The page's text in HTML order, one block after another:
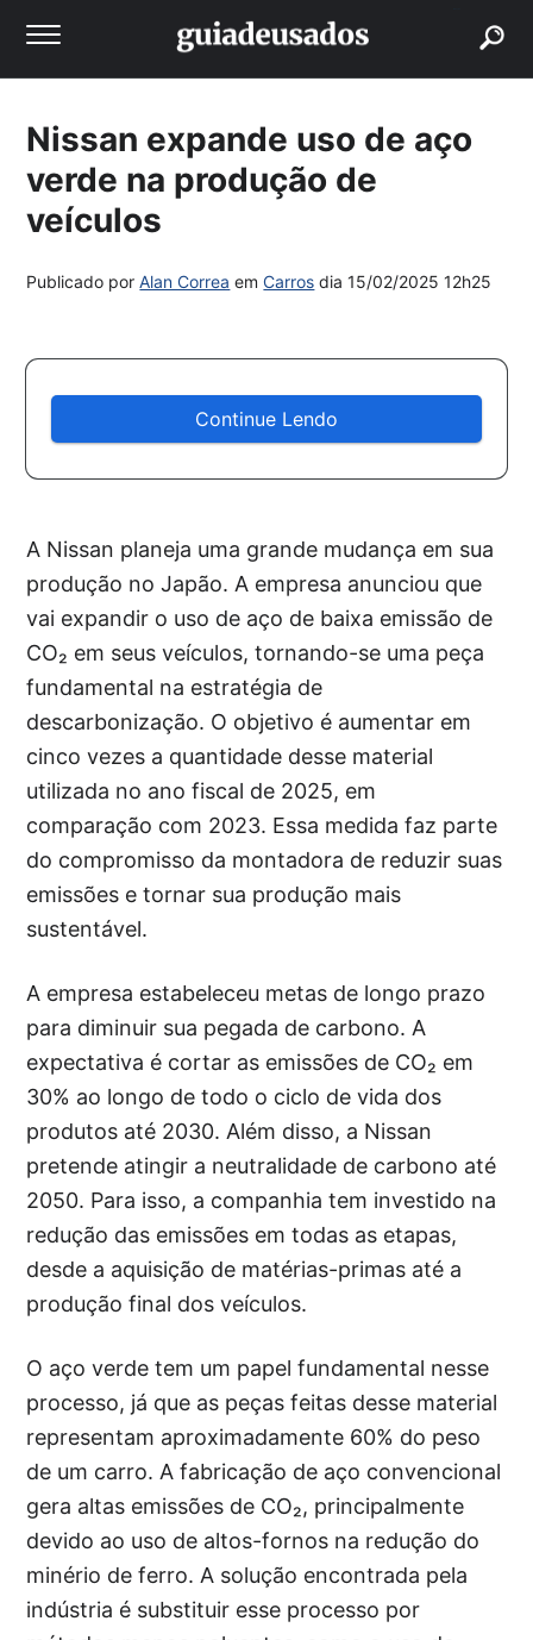
Nissan expande uso de aço
verde na produção de
veículos
Publicado porAlan Correa emCarros dia15/02/2025 12h25
Continue Lendo
A Nissan planeja uma grande mudança em sua
produção no Japão. A empresa anunciou que
vai expandir o uso de aço de baixa emissão de
CO₂ em seus veículos, tornando-se uma peça
fundamental na estratégia de
descarbonização. O objetivo é aumentar em
cinco vezes a quantidade desse material
utilizada no ano fiscal de 2025, em
comparação com 2023. Essa medida faz parte
do compromisso da montadora de reduzir suas
emissões e tornar sua produção mais
sustentável.
A empresa estabeleceu metas de longo prazo
para diminuir sua pegada de carbono. A
expectativa é cortar as emissões de CO₂ em
30% ao longo de todo o ciclo de vida dos
produtos até 2030. Além disso, a Nissan
pretende atingir a neutralidade de carbono até
2050. Para isso, a companhia tem investido na
redução das emissões em todas as etapas,
desde a aquisição de matérias-primas até a
produção final dos veículos.
O aço verde tem um papel fundamental nesse
processo, já que as peças feitas desse material
representam aproximadamente 60% do peso
de um carro. A fabricação de aço convencional
gera altas emissões de CO₂, principalmente
devido ao uso de altos-fornos na redução do
minério de ferro. A solução encontrada pela
indústria é substituir esse processo por